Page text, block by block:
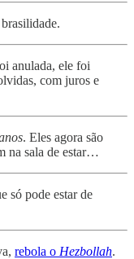
anulada, ele foi
com juros e
. Eles agora são
na sala de estar…
só pode estar de
rebola o Hezbollah.